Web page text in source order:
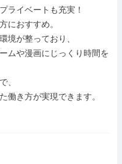
ライベートも充実！
におすすめ。
境が整っており、
ムや漫画にじっくり時間を
、
働き方が実現できます。